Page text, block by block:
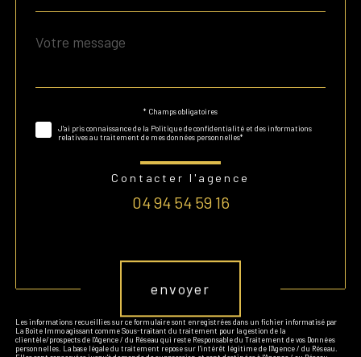
Fieldset
défaut
Message
*
Validation
* Champs obligatoires
J'ai pris connaissance de la Politique de confidentialité et des informations
relatives au traitement de mes données personnelles*
Contacter l'agence
04 94 54 59 16
envoyer
Les informations recueillies sur ce formulaire sont enregistrées dans un fichier informatisé par
La Boite Immo agissant comme Sous-traitant du traitement pour la gestion de la
clientèle/prospects de l'Agence / du Réseau qui reste Responsable du Traitement de vos Données
personnelles. La base légale du traitement repose sur l'intérêt légitime de l'Agence / du Réseau.